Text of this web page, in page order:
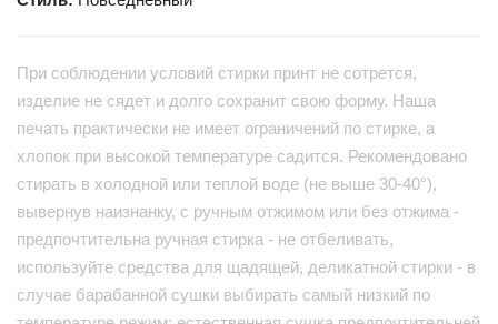
При соблюдении условий стирки принт не сотрется,
изделие не сядет и долго сохранит свою форму. Наша
печать практически не имеет ограничений по стирке, а
хлопок при высокой температуре садится. Рекомендовано
стирать в холодной или теплой воде (не выше 30-40°),
вывернув наизнанку, с ручным отжимом или без отжима -
предпочтительна ручная стирка - не отбеливать,
используйте средства для щадящей, деликатной стирки - в
случае барабанной сушки выбирать самый низкий по